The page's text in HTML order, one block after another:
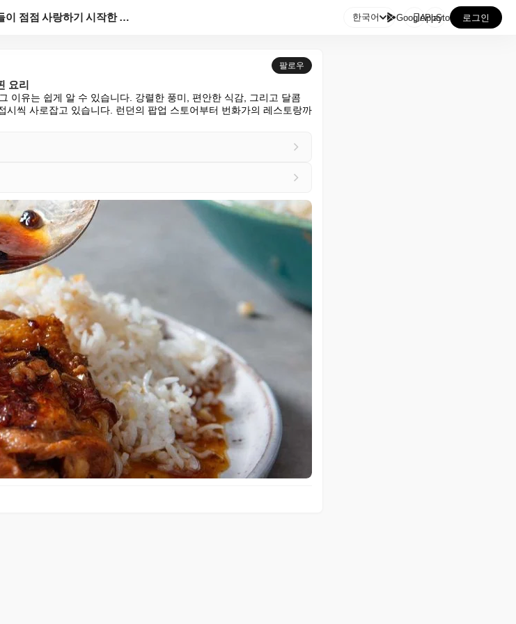
영국인들이 점점 사랑하기 시작한 18가지 필리핀 요리 한국어 GooglePlay
AppStore 로그인
팔로우
요리
이유는 쉽게 알 수 있습니다. 강렬한 풍미, 편안한 식감, 그리고 달콤
시씩 사로잡고 있습니다. 런던의 팝업 스토어부터 번화가의 레스토랑까